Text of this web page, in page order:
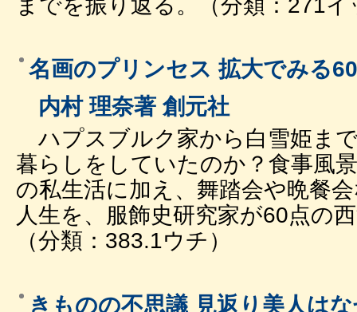
名画のプリンセス 拡大でみる
内村 理奈著 創元社
ハプスブルク家から白雪姫ま
暮らしをしていたのか？食事風
の私生活に加え、舞踏会や晩餐
人生を、服飾史研究家が60点の
（分類：383.1ウチ）
きものの不思議 見返り美人は